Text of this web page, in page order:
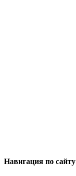
Навигация по сайту